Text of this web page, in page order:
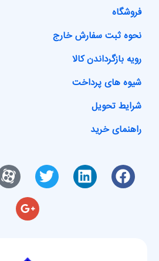
فروشگاه
نحوه ثبت سفارش خارج
رویه بازگرداندن کالا
شیوه های پرداخت
شرایط تحویل
راهنمای خرید